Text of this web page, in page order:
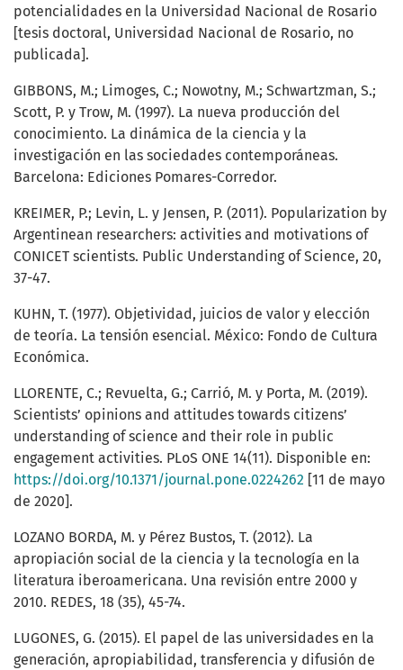
potencialidades en la Universidad Nacional de Rosario
[tesis doctoral, Universidad Nacional de Rosario, no
publicada].
GIBBONS, M.; Limoges, C.; Nowotny, M.; Schwartzman, S.;
Scott, P. y Trow, M. (1997). La nueva producción del
conocimiento. La dinámica de la ciencia y la
investigación en las sociedades contemporáneas.
Barcelona: Ediciones Pomares-Corredor.
KREIMER, P.; Levin, L. y Jensen, P. (2011). Popularization by
Argentinean researchers: activities and motivations of
CONICET scientists. Public Understanding of Science, 20,
37-47.
KUHN, T. (1977). Objetividad, juicios de valor y elección
de teoría. La tensión esencial. México: Fondo de Cultura
Económica.
LLORENTE, C.; Revuelta, G.; Carrió, M. y Porta, M. (2019).
Scientists’ opinions and attitudes towards citizens’
understanding of science and their role in public
engagement activities. PLoS ONE 14(11). Disponible en:
https://doi.org/10.1371/journal.pone.0224262 [11 de mayo
de 2020].
LOZANO BORDA, M. y Pérez Bustos, T. (2012). La
apropiación social de la ciencia y la tecnología en la
literatura iberoamericana. Una revisión entre 2000 y
2010. REDES, 18 (35), 45-74.
LUGONES, G. (2015). El papel de las universidades en la
generación, apropiabilidad, transferencia y difusión de